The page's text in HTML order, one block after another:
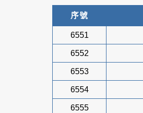
序號
6551
6552
6553
6554
6555